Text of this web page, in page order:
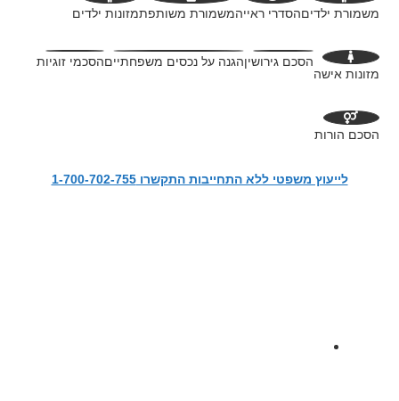
משמורת ילדיםהסדרי ראייהמשמורת משותפתמזונות ילדים
מזונות אישה
הסכם גירושיןהגנה על נכסים משפחתייםהסכמי זוגיות
הסכם הורות
לייעוץ משפטי ללא התחייבות התקשרו 1-700-702-755